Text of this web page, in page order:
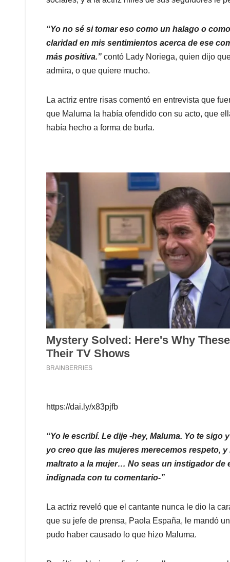
“Yo no sé si tomar eso como un halago o
claridad en mis sentimientos acerca de ese
más positiva.” contó Lady Noriega, quien dijo
admira, o que quiere mucho.
La actriz entre risas comentó en entrevista que
que Maluma la había ofendido con su acto, que
había hecho a forma de burla.
https://dai.ly/x83pjfb
“Yo le escribí. Le dije -hey, Maluma. Yo te
yo creo que las mujeres merecemos respeto,
maltrato a la mujer… No seas un instigador de
indignada con tu comentario-”
La actriz reveló que el cantante nunca le dio la
que su jefe de prensa, Paola España, le mandó
pudo haber causado lo que hizo Maluma.